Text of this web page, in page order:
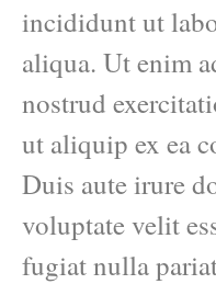
incididunt ut
aliqua. Ut enim
nostrud
ut aliquip ex ea
Duis aute irure
voluptate velit
fugiat nulla